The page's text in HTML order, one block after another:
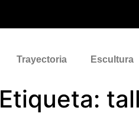
Trayectoria Escultura
Etiqueta: